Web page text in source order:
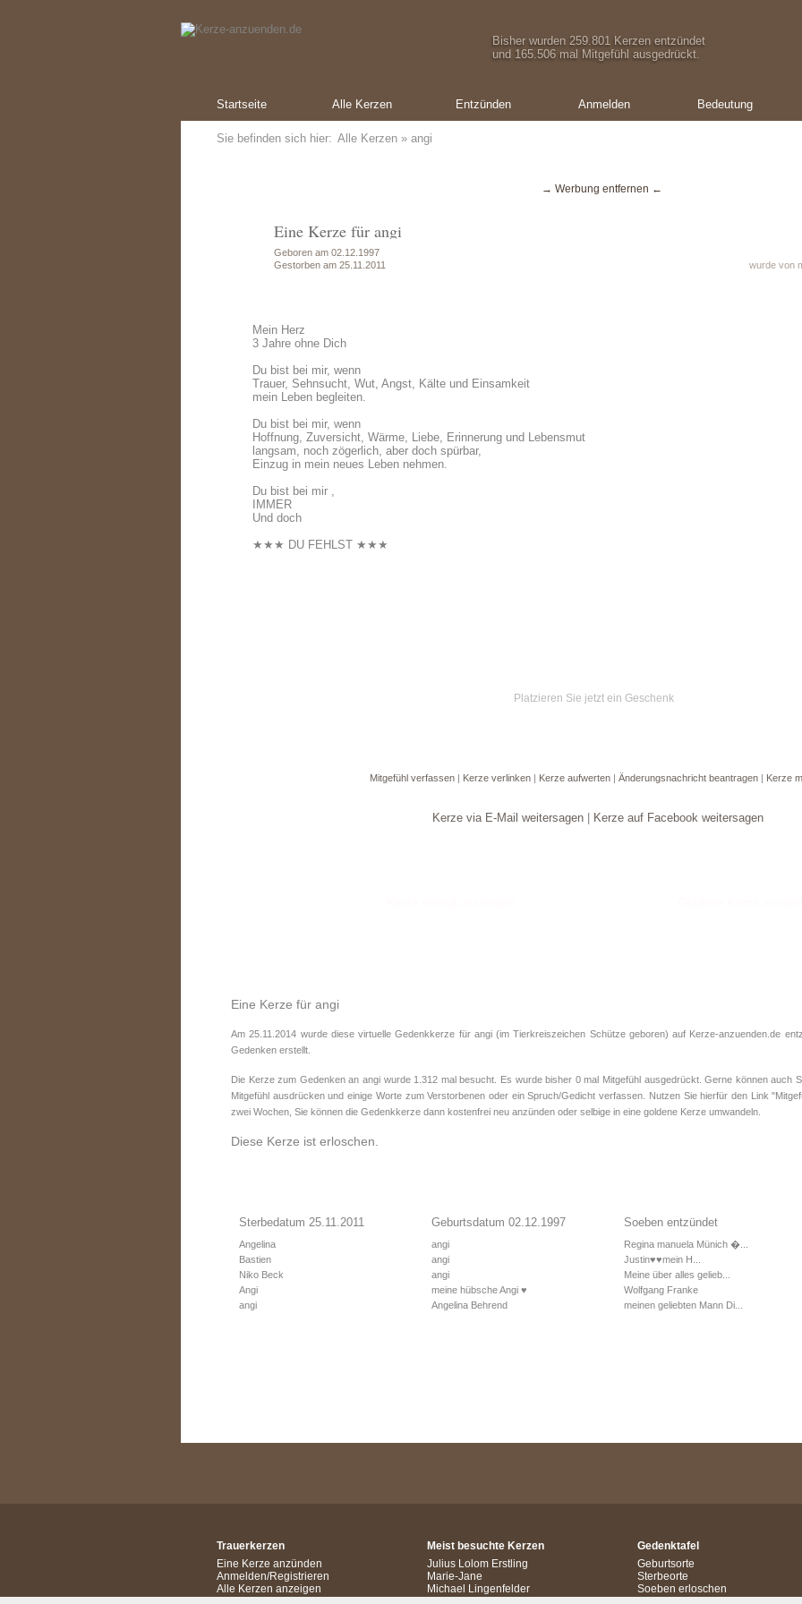
Bisher wurden 259.801 Kerzen entzündet
und 165.506 mal Mitgefühl ausgedrückt.
Startseite Alle Kerzen Entzünden Anmelden Bedeutung
Sie befinden sich hier: Alle Kerzen » angi
→ Werbung entfernen ←
Eine Kerze für angi
Geboren am 02.12.1997
Gestorben am 25.11.2011
wurde von
Mein Herz
3 Jahre ohne Dich
Du bist bei mir, wenn
Trauer, Sehnsucht, Wut, Angst, Kälte und Einsamkeit
mein Leben begleiten.
Du bist bei mir, wenn
Hoffnung, Zuversicht, Wärme, Liebe, Erinnerung und Lebensmut
langsam, noch zögerlich, aber doch spürbar,
Einzug in mein neues Leben nehmen.
Du bist bei mir ,
IMMER
Und doch
★★★ DU FEHLST ★★★
Platzieren Sie jetzt ein Geschenk
Mitgefühl verfassen | Kerze verlinken | Kerze aufwerten | Änderungsnachricht beantragen | Kerze
Kerze via E-Mail weitersagen Kerze auf Facebook weitersagen
Eine Kerze für angi
Am 25.11.2014 wurde diese virtuelle Gedenkkerze für angi (im Tierkreiszeichen Schützegeboren) auf Kerze-anzuenden.de
Gedenken erstellt.
Die Kerze zum Gedenken an angi wurde 1.312 mal besucht. Es wurde bisher 0 mal Mitgefühl ausgedrückt. Gerne können auch
Mitgefühl ausdrücken und einige Worte zum Verstorbenen oder ein Spruch/Gedicht verfassen. Nutzen Sie hierfür den Link
zwei Wochen, Sie können die Gedenkkerze dann kostenfrei neu anzünden oder selbige in eine goldene Kerze umwandeln.
Diese Kerze ist erloschen.
Sterbedatum 25.11.2011
Angelina
Bastien
Niko Beck
Angi
angi
Geburtsdatum 02.12.1997
angi
angi
angi
meine hübsche Angi ♥
Angelina Behrend
Soeben entzündet
Regina manuela Münich �...
Justin♥️♥️mein H...
Meine über alles gelieb...
Wolfgang Franke
meinen geliebten Mann Di...
Trauerkerzen
Eine Kerze anzünden
Anmelden/Registrieren
Alle Kerzen anzeigen
Meist besuchte Kerzen
Julius Lolom Erstling
Marie-Jane
Michael Lingenfelder
Gedenktafel
Geburtsorte
Sterbeorte
Soeben erloschen